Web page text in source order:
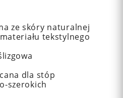
ze skóry naturalnej
tekstylnego
dla stóp
szerokich